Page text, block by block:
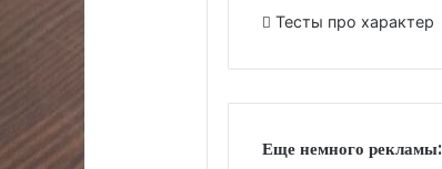
Тесты про характер
Еще немного рекламы: